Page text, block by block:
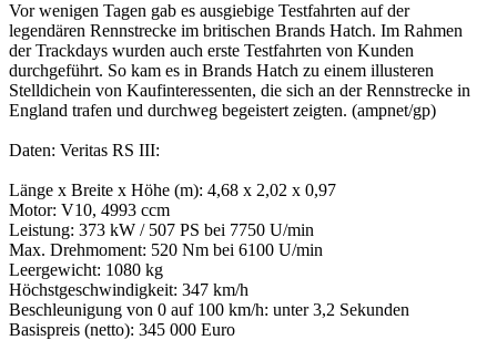
Vor wenigen Tagen gab es ausgiebige Testfahrten auf der
legendären Rennstrecke im britischen Brands Hatch. Im Rahmen
der Trackdays wurden auch erste Testfahrten von Kunden
durchgeführt. So kam es in Brands Hatch zu einem illusteren
Stelldichein von Kaufinteressenten, die sich an der Rennstrecke in
England trafen und durchweg begeistert zeigten. (ampnet/gp)
Daten: Veritas RS III:
Länge x Breite x Höhe (m): 4,68 x 2,02 x 0,97
Motor: V10, 4993 ccm
Leistung: 373 kW / 507 PS bei 7750 U/min
Max. Drehmoment: 520 Nm bei 6100 U/min
Leergewicht: 1080 kg
Höchstgeschwindigkeit: 347 km/h
Beschleunigung von 0 auf 100 km/h: unter 3,2 Sekunden
Basispreis (netto): 345 000 Euro